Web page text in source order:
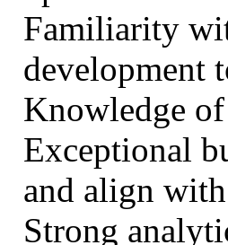
Familiarity
development
Knowledge
Exceptional
and align
Strong